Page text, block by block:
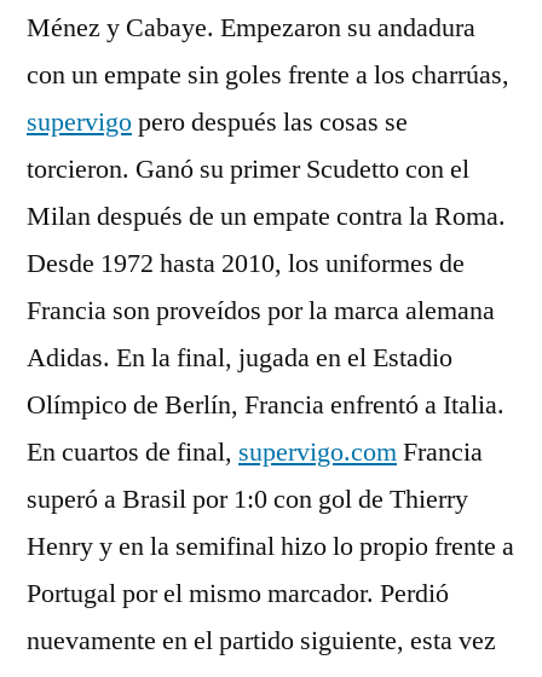
Ménez y Cabaye. Empezaron su andadura
con un empate sin goles frente a los charrúas,
supervigopero después las cosas se
torcieron. Ganó su primer Scudetto con el
Milan después de un empate contra la Roma.
Desde 1972 hasta 2010, los uniformes de
Francia son proveídos por la marca alemana
Adidas. En la final, jugada en el Estadio
Olímpico de Berlín, Francia enfrentó a Italia.
En cuartos de final, supervigo.comFrancia
superó a Brasil por 1:0 con gol de Thierry
Henry y en la semifinal hizo lo propio frente a
Portugal por el mismo marcador. Perdió
nuevamente en el partido siguiente, esta vez